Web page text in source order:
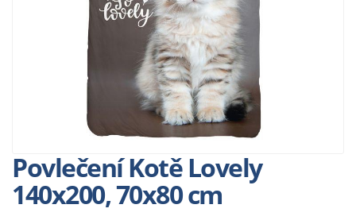
Povlečení Kotě Lovely
140x200, 70x80 cm